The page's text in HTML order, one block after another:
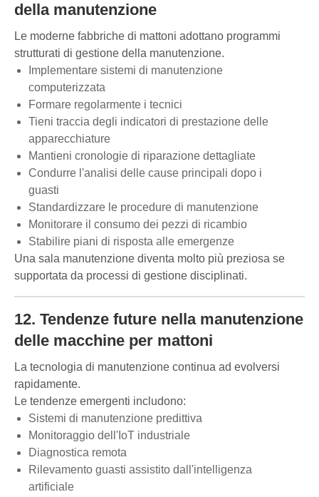
della manutenzione
Le moderne fabbriche di mattoni adottano programmi
strutturati di gestione della manutenzione.
Implementare sistemi di manutenzione
computerizzata
Formare regolarmente i tecnici
Tieni traccia degli indicatori di prestazione delle
apparecchiature
Mantieni cronologie di riparazione dettagliate
Condurre l'analisi delle cause principali dopo i
guasti
Standardizzare le procedure di manutenzione
Monitorare il consumo dei pezzi di ricambio
Stabilire piani di risposta alle emergenze
Una sala manutenzione diventa molto più preziosa se
supportata da processi di gestione disciplinati.
12. Tendenze future nella manutenzione
delle macchine per mattoni
La tecnologia di manutenzione continua ad evolversi
rapidamente.
Le tendenze emergenti includono:
Sistemi di manutenzione predittiva
Monitoraggio dell'IoT industriale
Diagnostica remota
Rilevamento guasti assistito dall'intelligenza
artificiale